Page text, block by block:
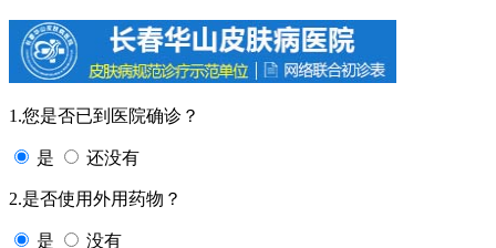
1.您是否已到医院确诊？
是 还没有
2.是否使用外用药物？
是 没有